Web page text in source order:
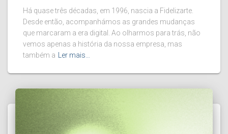
Há quase três décadas, em 1996, nascia a Fidelizarte.
Desde então, acompanhámos as grandes mudanças
que marcaram a era digital. Ao olharmos para trás, não
vemos apenas a história da nossa empresa, mas
também a Ler mais…